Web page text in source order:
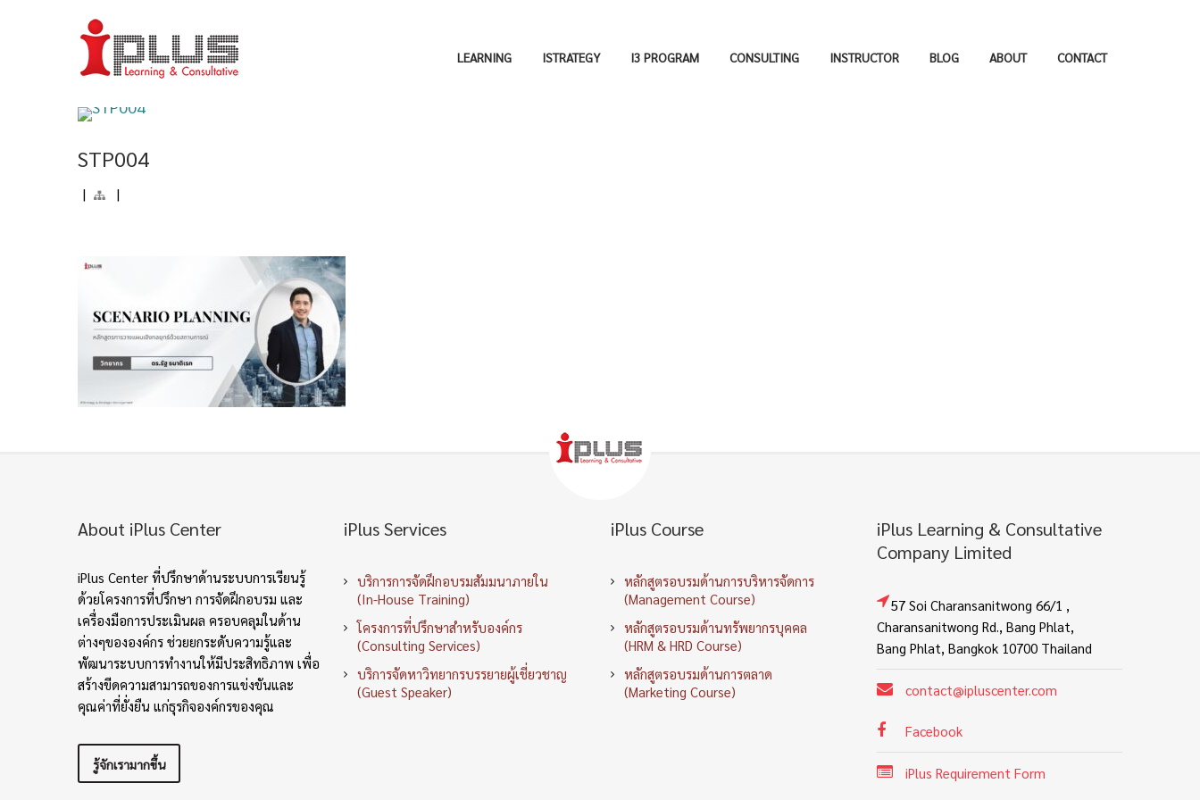
LEARNING ISTRATEGY I3 PROGRAM CONSULTING INSTRUCTOR BLOG ABOUT CONTACT
STP004
| |
About iPlus Center
iPlus Center ที่ปรึกษาด้านระบบการเรียนรู้
ด้วยโครงการที่ปรึกษา การจัดฝึกอบรม และ
เครื่องมือการประเมินผล ครอบคลุมในด้าน
ต่างๆขององค์กร ช่วยยกระดับความรู้และ
พัฒนาระบบการทำงานให้มีประสิทธิภาพ เพื่อ
สร้างขีดความสามารถของการแข่งขันและ
คุณค่าที่ยั่งยืน แก่ธุรกิจองค์กรของคุณ
รู้จักเรามากขึ้น
iPlus Services
บริการการจัดฝึกอบรมสัมมนาภายใน
(In-House Training)
โครงการที่ปรึกษาสำหรับองค์กร
(Consulting Services)
บริการจัดหาวิทยากรบรรยายผู้เชี่ยวชาญ
(Guest Speaker)
iPlus Course
หลักสูตรอบรมด้านการบริหารจัดการ
(Management Course)
หลักสูตรอบรมด้านทรัพยากรบุคคล
(HRM & HRD Course)
หลักสูตรอบรมด้านการตลาด
(Marketing Course)
iPlus Learning & Consultative
Company Limited
57 Soi Charansanitwong 66/1 ,
Charansanitwong Rd., Bang Phlat,
Bang Phlat, Bangkok 10700 Thailand
contact@ipluscenter.com
Facebook
iPlus Requirement Form